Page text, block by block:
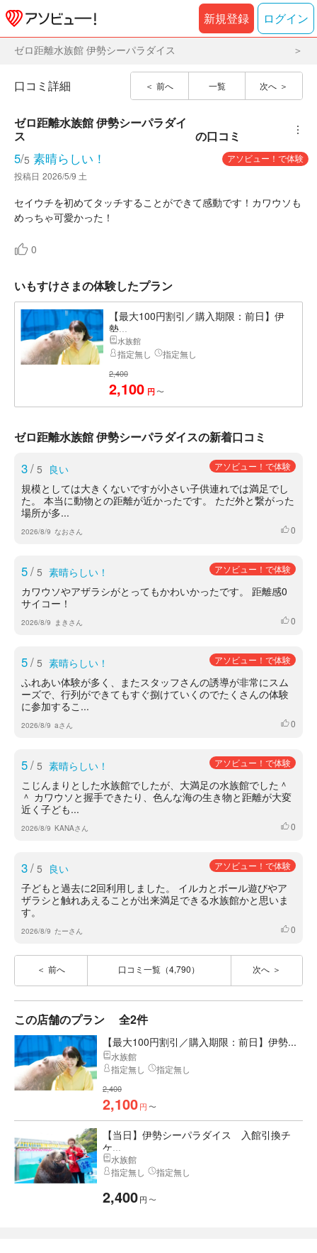
新規登録 ログイン
ゼロ距離水族館 伊勢シーパラダイス
前へ 一覧 次へ
口コミ詳細
ゼロ距離水族館 伊勢シーパラダイ
ス
の口コミ ︙
5/5 素晴らしい！
アソビュー！で体験
投稿日 2026/5/9 土
セイウチを初めてタッチすることができて感動です！カワウソも
めっちゃ可愛かった！
0
いもすけさまの体験したプラン
【最大100円割引／購入期限：前日】伊
勢...
水族館
指定無し 指定無し
2,400
2,100 円 〜
ゼロ距離水族館 伊勢シーパラダイスの新着口コミ
3/ 5 良い アソビュー！で体験
規模としては大きくないですが小さい子供連れでは満足でし
た。 本当に動物との距離が近かったです。 ただ外と繋がった
場所が多...
2026/8/9 なおさん いいね
0
5/ 5 素晴らしい！ アソビュー！で体験
カワウソやアザラシがとってもかわいかったです。 距離感0
サイコー！
2026/8/9 まきさん いいね
0
5/ 5 素晴らしい！ アソビュー！で体験
ふれあい体験が多く、またスタッフさんの誘導が非常にスム
ーズで、行列ができてもすぐ捌けていくのでたくさんの体験
に参加するこ...
2026/8/9 aさん いいね
0
5/ 5 素晴らしい！ アソビュー！で体験
こじんまりとした水族館でしたが、大満足の水族館でした＾
＾ カワウソと握手できたり、色んな海の生き物と距離が大変
近く子ども...
2026/8/9 KANAさん いいね
0
3/ 5 良い アソビュー！で体験
子どもと過去に2回利用しました。 イルカとボール遊びやア
ザラシと触れあえることが出来満足できる水族館かと思いま
す。
2026/8/9 たーさん いいね
0
前へ 口コミ一覧（4,790） 次へ
この店舗のプラン 全2件
【最大100円割引／購入期限：前日】伊勢...
水族館
指定無し
指定無し
2,400
2,100円 〜
【当日】伊勢シーパラダイス 入館引換チ
ケ...
水族館
指定無し
指定無し
2,400円 〜